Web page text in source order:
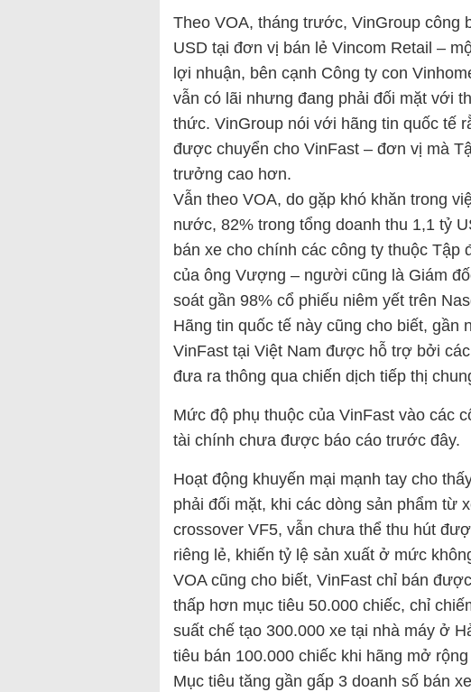
Theo VOA, tháng trước, VinGroup công
USD tại đơn vị bán lẻ Vincom Retail –
lợi nhuận, bên cạnh Công ty con
vẫn có lãi nhưng đang phải đối mặt với
thức. VinGroup nói với hãng tin quốc tế
được chuyển cho VinFast – đơn vị mà
trưởng cao hơn.
Vẫn theo VOA, do gặp khó khăn trong
nước, 82% trong tổng doanh thu 1,1 tỷ
bán xe cho chính các công ty thuộc
của ông Vượng – người cũng là Giám
soát gần 98% cổ phiếu niêm yết trên
Hãng tin quốc tế này cũng cho biết, gần
VinFast tại Việt Nam được hỗ trợ bởi
đưa ra thông qua chiến dịch tiếp thị
Mức độ phụ thuộc của VinFast vào các
tài chính chưa được báo cáo trước đây.
Hoạt động khuyến mại mạnh tay cho
phải đối mặt, khi các dòng sản phẩm từ
crossover VF5, vẫn chưa thể thu hút
riêng lẻ, khiến tỷ lệ sản xuất ở mức
VOA cũng cho biết, VinFast chỉ bán
thấp hơn mục tiêu 50.000 chiếc, chỉ
suất chế tạo 300.000 xe tại nhà máy ở
tiêu bán 100.000 chiếc khi hãng mở
Mục tiêu tăng gần gấp 3 doanh số bán